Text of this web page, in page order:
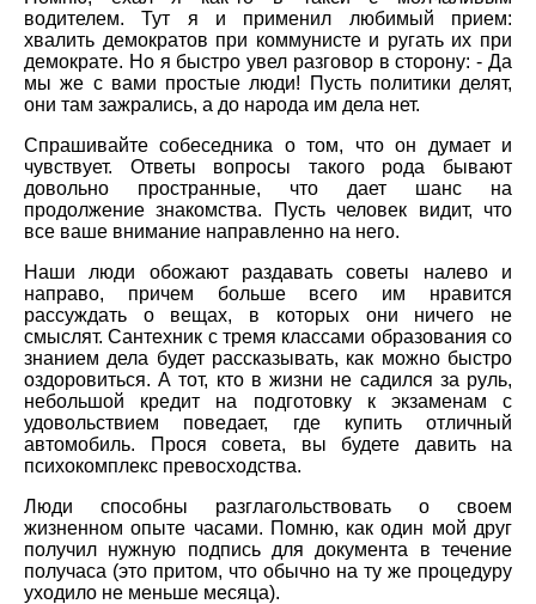
водителем. Тут я и применил любимый прием:
хвалить демократов при коммунисте и ругать их при
демократе. Но я быстро увел разговор в сторону: - Да
мы же с вами простые люди! Пусть политики делят,
они там зажрались, а до народа им дела нет.
Спрашивайте собеседника о том, что он думает и
чувствует. Ответы вопросы такого рода бывают
довольно пространные, что дает шанс на
продолжение знакомства. Пусть человек видит, что
все ваше внимание направленно на него.
Наши люди обожают раздавать советы налево и
направо, причем больше всего им нравится
рассуждать о вещах, в которых они ничего не
смыслят. Сантехник с тремя классами образования со
знанием дела будет рассказывать, как можно быстро
оздоровиться. А тот, кто в жизни не садился за руль,
небольшой кредит на подготовку к экзаменам с
удовольствием поведает, где купить отличный
автомобиль. Прося совета, вы будете давить на
психокомплекс превосходства.
Люди способны разглагольствовать о своем
жизненном опыте часами. Помню, как один мой друг
получил нужную подпись для документа в течение
получаса (это притом, что обычно на ту же процедуру
уходило не меньше месяца).